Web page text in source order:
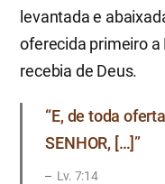
levantada e
oferecida primeiro a
recebia de Deus.
“E, de toda
SENHOR, […]”
Lv. 7:14